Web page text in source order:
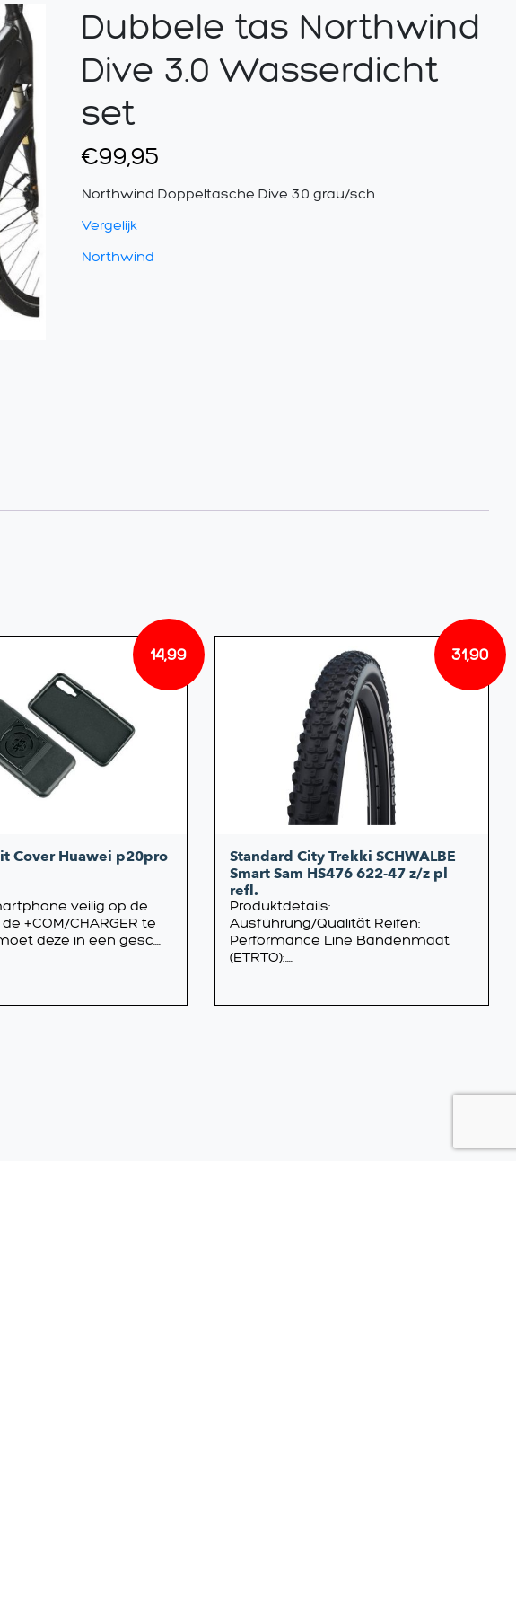
Dubbele tas Northwind
Dive 3.0 Wasserdicht
set
€99,95
Northwind Doppeltasche Dive 3.0 grau/sch
Vergelijk
Northwind
Cover Huawei p20pro
14,99
veilig op de
+COM/CHARGER te
deze in een gesc....
Standard City Trekki SCHWALBE
Smart Sam HS476 622-47 z/z pl
refl.
31,90
Produktdetails:
Ausführung/Qualität Reifen:
Performance Line Bandenmaat
(ETRTO):....